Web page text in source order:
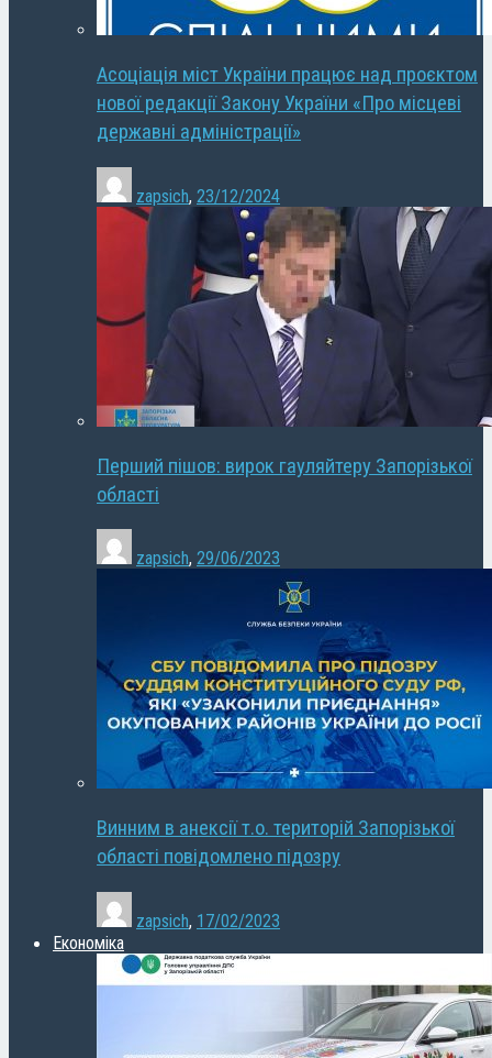
Асоціація міст України працює над проєктом
нової редакції Закону України «Про місцеві
державні адміністрації»
zapsich, 23/12/2024
Перший пішов: вирок гауляйтеру Запорізької
області
zapsich, 29/06/2023
Винним в анексії т.о. територій Запорізької
області повідомлено підозру
zapsich, 17/02/2023
Економіка